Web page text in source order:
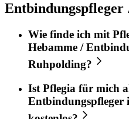
Entbindungspfleger
Wie finde ich mit
Hebamme /
Ruhpolding?
Ist Pflegia für mich
Entbindungspfleger